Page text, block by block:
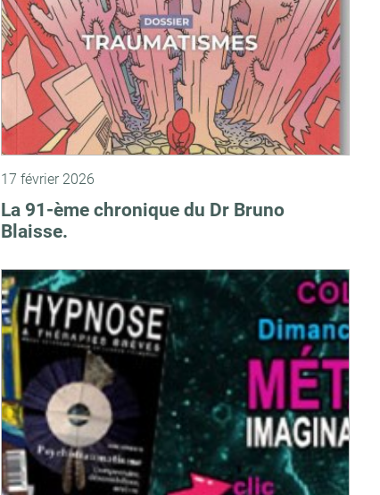
17 février 2026
La 91-ème chronique du Dr Bruno
Blaisse.